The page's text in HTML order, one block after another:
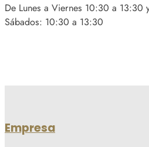
De Lunes a Viernes 10:30 a
Sábados: 10:30 a 13:30
Empresa